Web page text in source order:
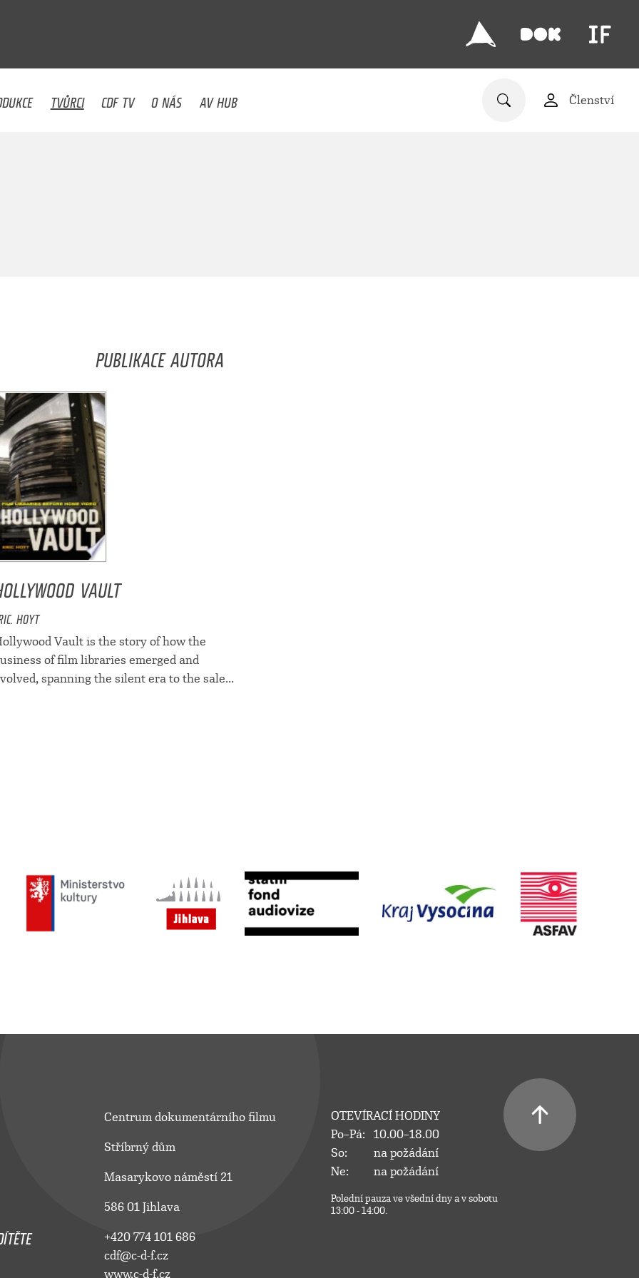
TVŮRCI CDF TV O NÁS AV HUB Členství
PUBLIKACE AUTORA
VAULT
HOYT
Vault is the story of how the
of film libraries emerged and
spanning the silent era to the sale...
Centrum dokumentárního filmu
Stříbrný dům
Masarykovo náměstí 21
586 01 Jihlava
+420 774 101 686
cdf@c-d-f.cz
www.c-d-f.cz
OTEVÍRACÍ HODINY
Po–Pá:
10.00–18.00
So:
na požádání
Ne:
na požádání
Polední pauza ve všední dny a v sobotu
13:00 - 14:00.